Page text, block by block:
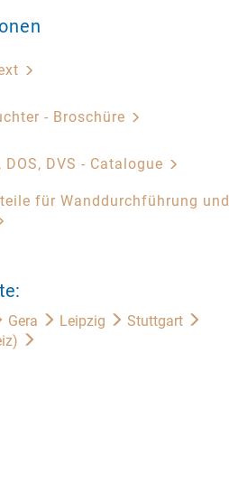
- Broschüre
DOS, DVS - Catalogue
für Wanddurchführung und
Gera Leipzig
Stuttgart